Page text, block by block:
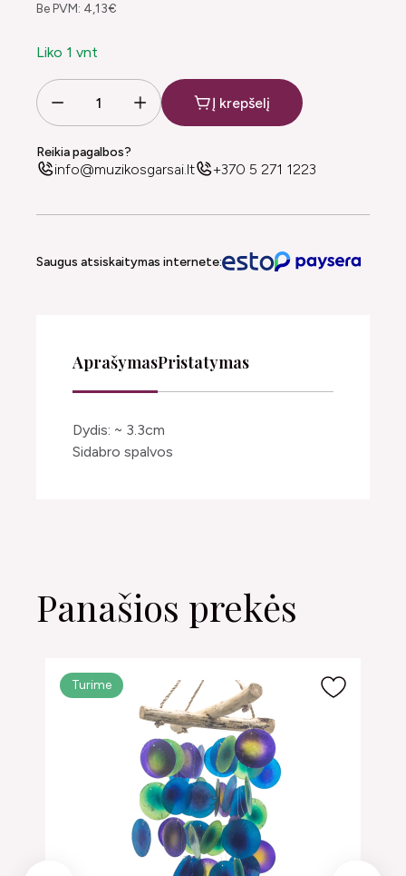
Be PVM: 4,13€
Liko 1 vnt
Į krepšelį
Reikia pagalbos?
info@muzikosgarsai.lt +370 5 271 1223
Saugus atsiskaitymas internete:
AprašymasPristatymas
Dydis: ~ 3.3cm
Sidabro spalvos
Panašios prekės
Turime